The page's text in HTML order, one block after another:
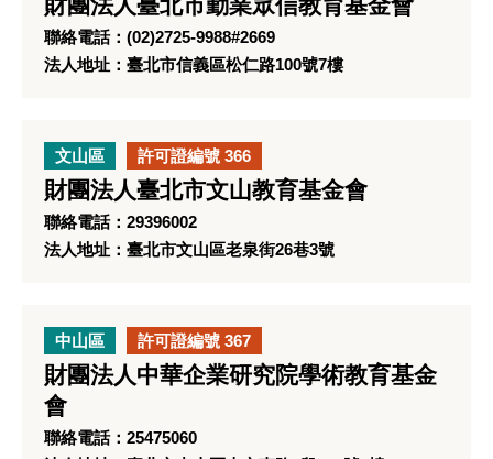
財團法人臺北市勤業眾信教育基金會
聯絡電話：(02)2725-9988#2669
法人地址：臺北市信義區松仁路100號7樓
文山區 許可證編號 366
財團法人臺北市文山教育基金會
聯絡電話：29396002
法人地址：臺北市文山區老泉街26巷3號
中山區 許可證編號 367
財團法人中華企業研究院學術教育基金
會
聯絡電話：25475060